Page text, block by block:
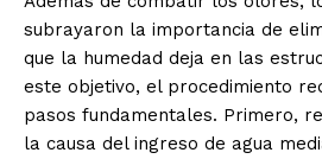
subrayaron la importancia de
que la humedad deja en las
este objetivo, el procedimiento
pasos fundamentales. Primero,
la causa del ingreso de agua